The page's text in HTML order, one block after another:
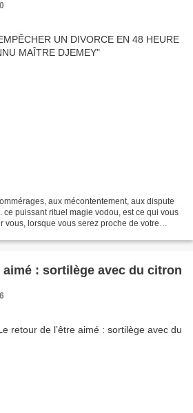
aux mécontentement, aux dispute
ce puissant rituel magie vodou, est ce qui vous
vous, lorsque vous serez proche de votre
aimé : sortilège avec du citron